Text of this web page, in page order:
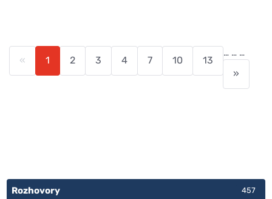
« 1 2 3 4
…
7
…
10
…
13
»
Rozhovory 457